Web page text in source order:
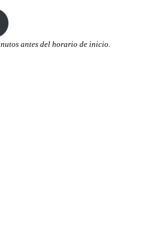
antes del horario de inicio.